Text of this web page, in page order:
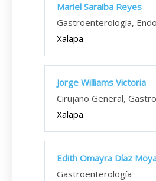
Mariel Saraiba Reyes
Gastroenterología,
Xalapa
Jorge Williams Victoria
Cirujano General,
Xalapa
Edith Omayra Díaz
Gastroenterología